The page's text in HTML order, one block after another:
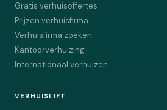
Gratis verhuisoffertes
Prijzen verhuisfirma
Verhuisfirma zoeken
Kantoorverhuizing
Internationaal verhuizen
VERHUISLIFT